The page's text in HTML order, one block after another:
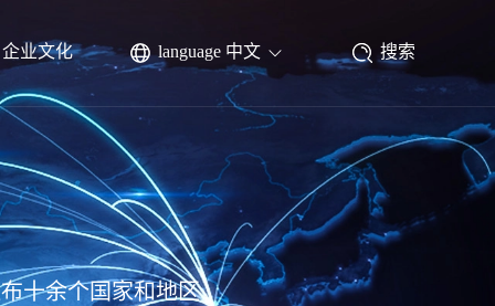
企业文化 language 中文 搜索
十余个国家和地区